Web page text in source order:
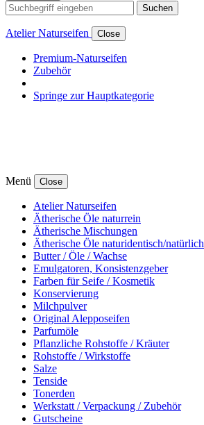
Suchen
Atelier Naturseifen Close
Premium-Naturseifen
Zubehör
Springe zur Hauptkategorie
Menü Close
Atelier Naturseifen
Ätherische Öle naturrein
Ätherische Mischungen
Ätherische Öle naturidentisch/natürlich
Butter / Öle / Wachse
Emulgatoren, Konsistenzgeber
Farben für Seife / Kosmetik
Konservierung
Milchpulver
Original Alepposeifen
Parfumöle
Pflanzliche Rohstoffe / Kräuter
Rohstoffe / Wirkstoffe
Salze
Tenside
Tonerden
Werkstatt / Verpackung / Zubehör
Gutscheine